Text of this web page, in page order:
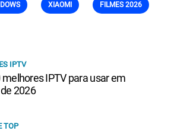
XIAOMI FILMES 2026
IPTV
melhores IPTV para usar em
2026
TOP